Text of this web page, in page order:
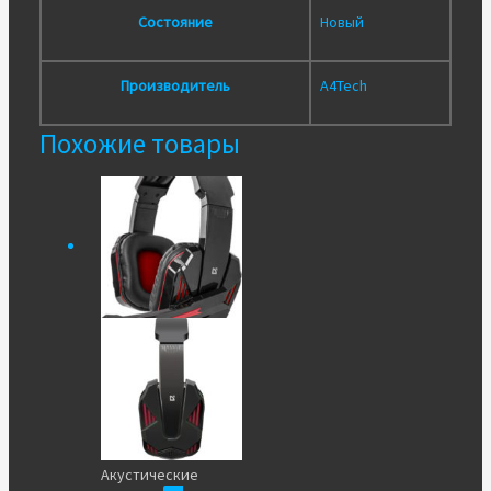
Состояние
Новый
Производитель A4Tech
Похожие товары
Акустические